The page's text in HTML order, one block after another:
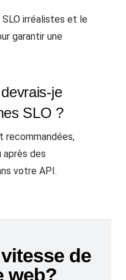
irréalistes et le
garantir une
je
SLO ?
recommandées,
des
votre API.
de
web?